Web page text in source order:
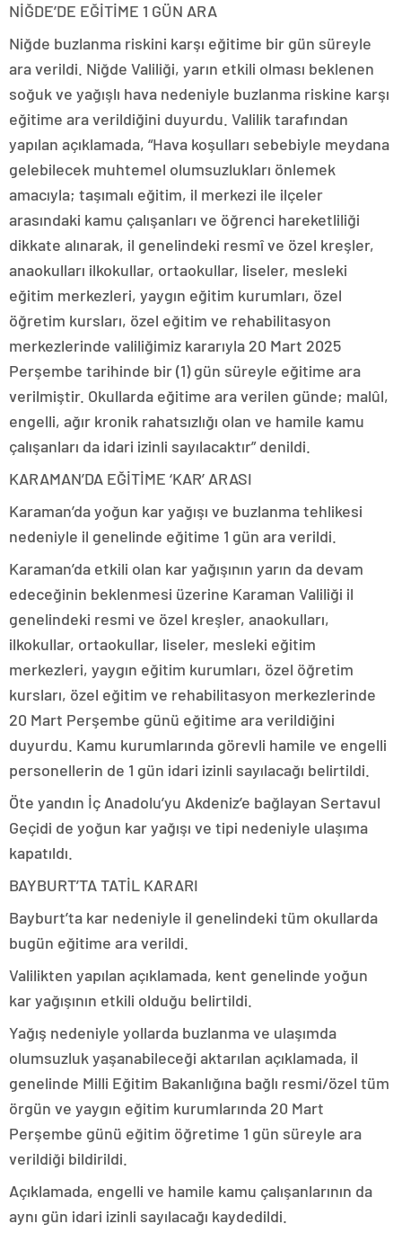
NİĞDE’DE EĞİTİME 1 GÜN ARA
Niğde buzlanma riskini karşı eğitime bir gün süreyle
ara verildi. Niğde Valiliği, yarın etkili olması beklenen
soğuk ve yağışlı hava nedeniyle buzlanma riskine karşı
eğitime ara verildiğini duyurdu. Valilik tarafından
yapılan açıklamada, “Hava koşulları sebebiyle meydana
gelebilecek muhtemel olumsuzlukları önlemek
amacıyla; taşımalı eğitim, il merkezi ile ilçeler
arasındaki kamu çalışanları ve öğrenci hareketliliği
dikkate alınarak, il genelindeki resmî ve özel kreşler,
anaokulları ilkokullar, ortaokullar, liseler, mesleki
eğitim merkezleri, yaygın eğitim kurumları, özel
öğretim kursları, özel eğitim ve rehabilitasyon
merkezlerinde valiliğimiz kararıyla 20 Mart 2025
Perşembe tarihinde bir (1) gün süreyle eğitime ara
verilmiştir. Okullarda eğitime ara verilen günde; malûl,
engelli, ağır kronik rahatsızlığı olan ve hamile kamu
çalışanları da idari izinli sayılacaktır” denildi.
KARAMAN’DA EĞİTİME ‘KAR’ ARASI
Karaman’da yoğun kar yağışı ve buzlanma tehlikesi
nedeniyle il genelinde eğitime 1 gün ara verildi.
Karaman’da etkili olan kar yağışının yarın da devam
edeceğinin beklenmesi üzerine Karaman Valiliği il
genelindeki resmi ve özel kreşler, anaokulları,
ilkokullar, ortaokullar, liseler, mesleki eğitim
merkezleri, yaygın eğitim kurumları, özel öğretim
kursları, özel eğitim ve rehabilitasyon merkezlerinde
20 Mart Perşembe günü eğitime ara verildiğini
duyurdu. Kamu kurumlarında görevli hamile ve engelli
personellerin de 1 gün idari izinli sayılacağı belirtildi.
Öte yandın İç Anadolu’yu Akdeniz’e bağlayan Sertavul
Geçidi de yoğun kar yağışı ve tipi nedeniyle ulaşıma
kapatıldı.
BAYBURT’TA TATİL KARARI
Bayburt’ta kar nedeniyle il genelindeki tüm okullarda
bugün eğitime ara verildi.
Valilikten yapılan açıklamada, kent genelinde yoğun
kar yağışının etkili olduğu belirtildi.
Yağış nedeniyle yollarda buzlanma ve ulaşımda
olumsuzluk yaşanabileceği aktarılan açıklamada, il
genelinde Milli Eğitim Bakanlığına bağlı resmi/özel tüm
örgün ve yaygın eğitim kurumlarında 20 Mart
Perşembe günü eğitim öğretime 1 gün süreyle ara
verildiği bildirildi.
Açıklamada, engelli ve hamile kamu çalışanlarının da
aynı gün idari izinli sayılacağı kaydedildi.